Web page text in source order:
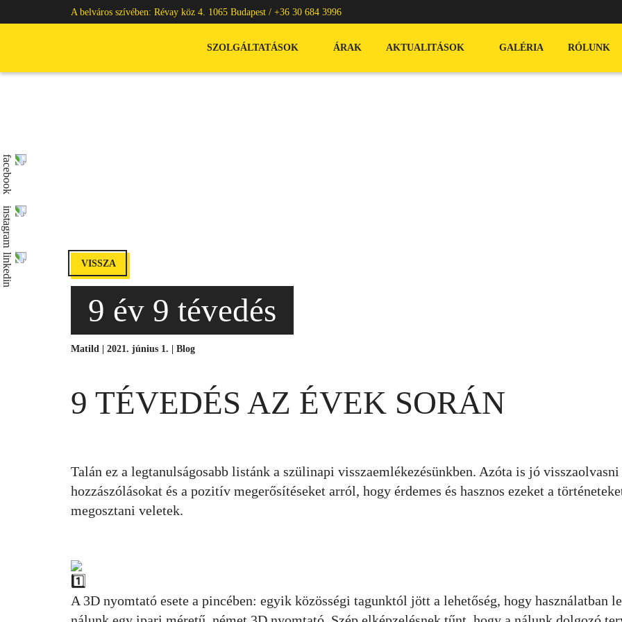
A belváros szívében: Révay köz 4. 1065 Budapest / +36 30 684 3996
SZOLGÁLTATÁSOK ÁRAK AKTUALITÁSOK GALÉRIA RÓLUNK
VISSZA
9 év 9 tévedés
Matild | 2021. június 1. | Blog
9 TÉVEDÉS AZ ÉVEK SORÁN
Talán ez a legtanulságosabb listánk a szülinapi visszaemlékezésünkben. Azóta is jó visszaolvasni
hozzászólásokat és a pozitív megerősítéseket arról, hogy érdemes és hasznos ezeket a
megosztani veletek.
A 3D nyomtató esete a pincében: egyik közösségi tagunktól jött a lehetőség, hogy használatban